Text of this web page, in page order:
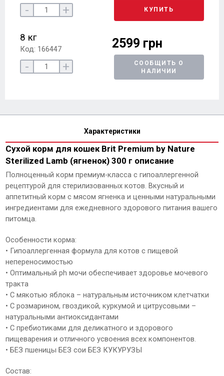
- + КУПИТЬ
8 кг
Код: 166447 2599 грн
- +
СООБЩИТЬ О
НАЛИЧИИ
Характеристики
Сухой корм для кошек Brit Premium by Nature
Sterilized Lamb (ягненок) 300 г описание
Полноценный корм премиум-класса с гипоаллергенной
рецептурой для стерилизованных котов. Вкусный и
аппетитный корм с мясом ягненка и ценными натуральными
ингредиентами для ежедневного здорового питания вашего
питомца.
Особенности корма:
• Гипоаллергенная формула для котов с пищевой
непереносимостью
• Оптимальный ph мочи обеспечивает здоровье мочевого
тракта
• С мякотью яблока – натуральным источником клетчатки
• С розмарином, гвоздикой, куркумой и цитрусовыми –
натуральными антиоксидантами
• С пребиотиками для деликатного и здорового
пищеварения и отличного усвоения всех компонентов.
• БЕЗ пшеницы БЕЗ сои БЕЗ КУКУРУЗЫ
Состав: